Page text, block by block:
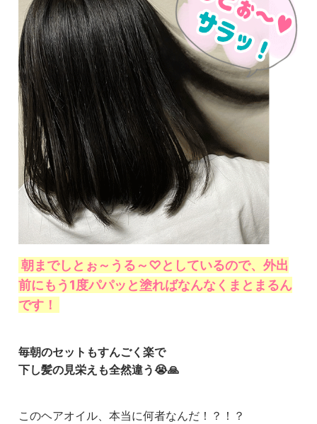
朝までしとぉ～うる～♡としているので、外出
前にもう1度パパッと塗ればなんなくまとまるん
です！
毎朝のセットもすんごく楽で
下し髪の見栄えも全然違う😭🙏
このヘアオイル、本当に何者なんだ！？！？